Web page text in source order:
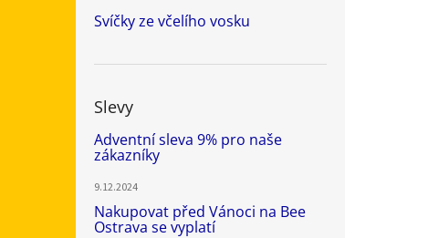
Svíčky ze včelího vosku
Slevy
Adventní sleva 9% pro naše
zákazníky
9.12.2024
Nakupovat před Vánoci na Bee
Ostrava se vyplatí